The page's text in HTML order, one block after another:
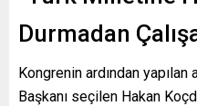
Durmadan
Kongrenin ardından
Başkanı seçilen Hakan